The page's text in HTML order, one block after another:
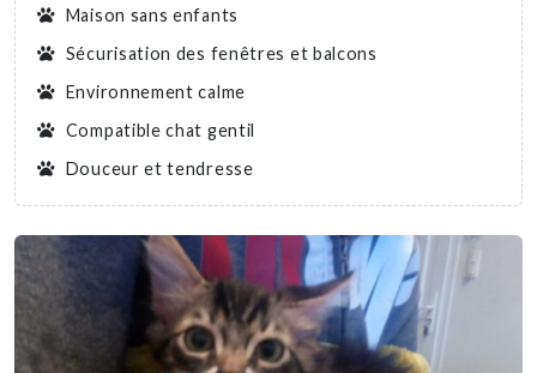
Maison sans enfants
Sécurisation des fenêtres et balcons
Environnement calme
Compatible chat gentil
Douceur et tendresse